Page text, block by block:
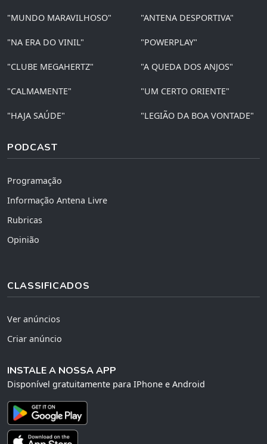
"MUNDO MARAVILHOSO" "ANTENA DESPORTIVA"
"NA ERA DO VINIL" "POWERPLAY"
"CLUBE MEGAHERTZ" "A QUEDA DOS ANJOS"
"CALMAMENTE" "UM CERTO ORIENTE"
"HAJA SAÚDE" "LEGIÃO DA BOA VONTADE"
PODCAST
Programação
Informação Antena Livre
Rubricas
Opinião
CLASSIFICADOS
Ver anúncios
Criar anúncio
INSTALE A NOSSA APP
Disponível gratuitamente para IPhone e Android